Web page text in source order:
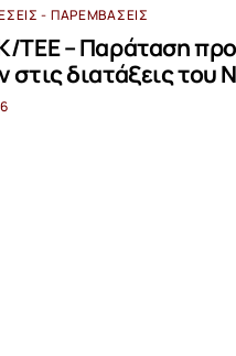
- ΠΑΡΕΜΒΆΣΕΙΣ
ΤΕΕ – Παράταση
στις διατάξεις του